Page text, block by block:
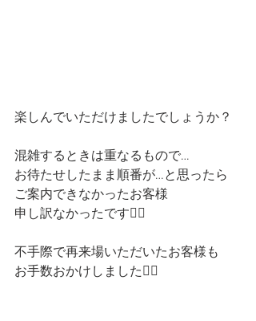
楽しんでいただけましたでしょうか？
混雑するときは重なるもので…
お待たせしたまま順番が…と思ったら
ご案内できなかったお客様
申し訳なかったです🙇‍♀️
不手際で再来場いただいたお客様も
お手数おかけしました🙇‍♀️